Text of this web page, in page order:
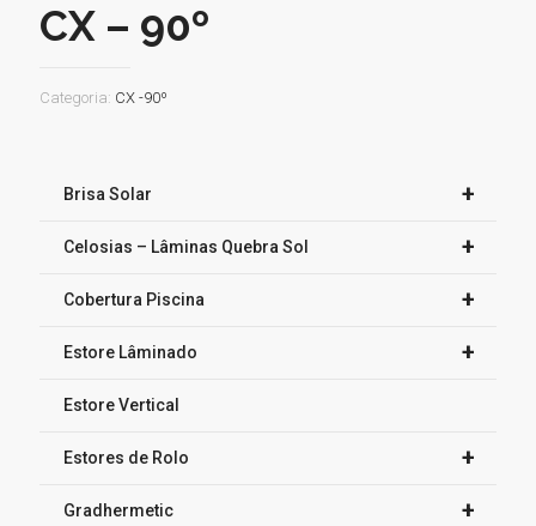
CX – 90º
Categoria: CX -90º
+
Brisa Solar
+
Celosias – Lâminas Quebra Sol
+
Cobertura Piscina
+
Estore Lâminado
Estore Vertical
+
Estores de Rolo
+
Gradhermetic